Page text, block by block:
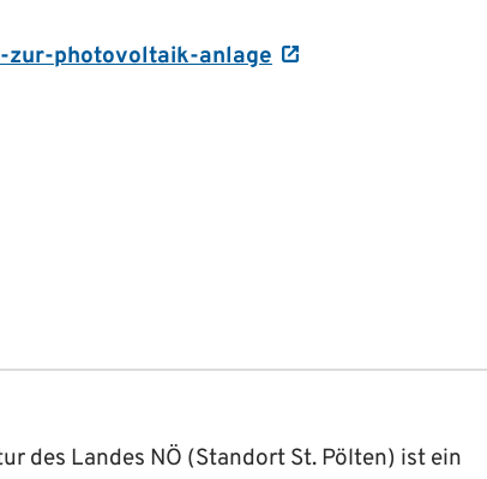
zur-photovoltaik-anlage
des Landes NÖ (Standort St. Pölten) ist ein